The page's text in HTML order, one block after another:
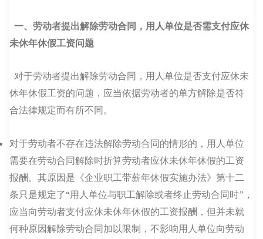
一、劳动者提出解除劳动合同，用人单位是否需支付应休
未休年休假工资问题
对于劳动者提出解除劳动合同，用人单位是否支付应休未
休年休假工资的问题，应当依据劳动者的单方解除是否符
合法律规定而有所不同。
对于劳动者不存在违法解除劳动合同的情形的，用人单位
需要在劳动合同解除时折算劳动者应休未休年休假的工资
报酬。其原因是《企业职工带薪年休假实施办法》第十二
条只是规定了“用人单位与职工解除或者终止劳动合同时”，
应当向劳动者支付应休未休年休假的工资报酬，但并未就
何种原因解除劳动合同加以限制，不影响用人单位向劳动